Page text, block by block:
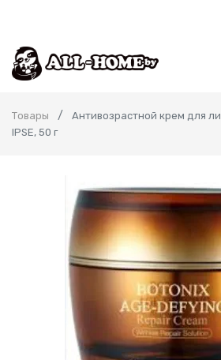
Товары
Антивозрастной крем для
IPSE, 50 г